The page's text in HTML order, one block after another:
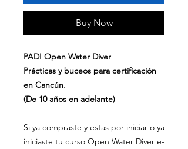
Buy Now
PADI Open Water Diver
Prácticas y buceos para certificación
en Cancún.
(De 10 años en adelante)
Si ya compraste y estas por iniciar o ya
iniciaste tu curso Open Water Diver e-